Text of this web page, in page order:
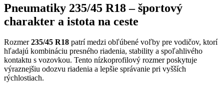
Pneumatiky 235/45 R18 – športový
charakter a istota na ceste
Rozmer235/45 R18 patrí medzi obľúbené voľby pre vodičov, ktorí
hľadajú kombináciu presného riadenia, stability a spoľahlivého
kontaktu s vozovkou. Tento nízkoprofilový rozmer poskytuje
výraznejšiu odozvu riadenia a lepšie správanie pri vyšších
rýchlostiach.